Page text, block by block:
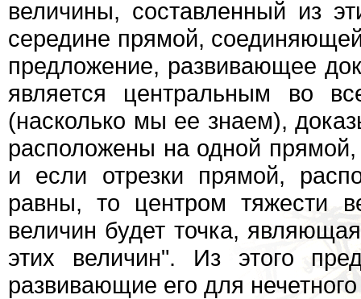
величины, составленный из
середине прямой,
предложение, развивающее
является центральным во
(насколько мы ее знаем),
расположены на одной
и если отрезки прямой,
равны, то центром тяжести
величин будет точка,
этих величин". Из этого
развивающие его для